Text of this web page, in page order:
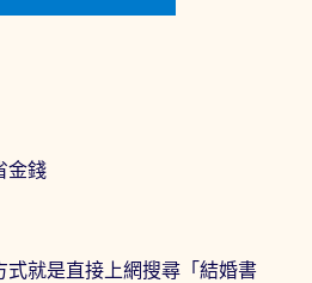
金錢
式就是直接上網搜尋「結婚書